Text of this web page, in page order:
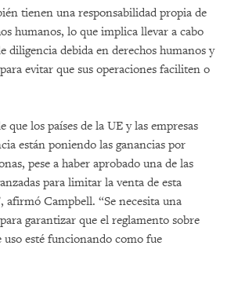
tienen una responsabilidad propia de
humanos, lo que implica llevar a cabo
diligencia debida en derechos humanos y
evitar que sus operaciones faciliten o
que los países de la UE y las empresas
están poniendo las ganancias por
pese a haber aprobado una de las
para limitar la venta de esta
afirmó Campbell. “Se necesita una
garantizar que el reglamento sobre
uso esté funcionando como fue